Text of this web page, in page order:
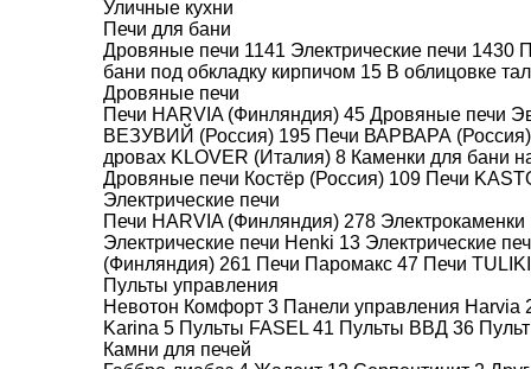
Уличные кухни
Печи для бани
Дровяные печи 1141 Электрические печи 1430
бани под обкладку кирпичом 15 В облицовке
Дровяные печи
Печи HARVIA (Финляндия) 45 Дровяные печи
ВЕЗУВИЙ (Россия) 195 Печи ВАРВАРА
дровах KLOVER (Италия) 8 Каменки для бани
Дровяные печи Костёр (Россия) 109 Печи
Электрические печи
Печи HARVIA (Финляндия) 278
Электрические печи Henki 13 Электрические
(Финляндия) 261 Печи Паромакс 47 Печи
Пульты управления
Невотон Комфорт 3 Панели управления Harvia
Karina 5 Пульты FASEL 41 Пульты ВВД 36
Камни для печей
МИН.ОБЪЕМ ПАРНОЙ
(КУБ.М.)
6
8
12
14
18